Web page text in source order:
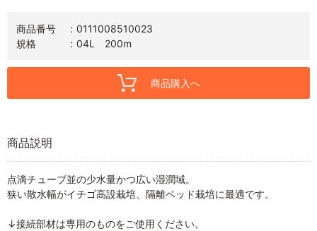
商品番号
0111008510023
規格
04L 200m
商品購入へ
商品説明
点滴チューブ並の少水量かつ広い湿潤域。
狭い散水幅がイチゴ高設栽培、隔離ベッド栽培に最適です。
↓接続部材は専用のものをご使用ください。